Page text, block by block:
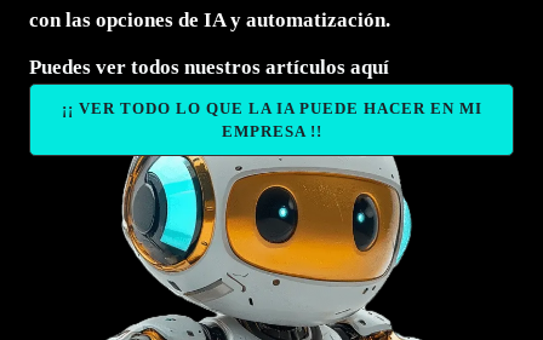
con las opciones de IA y automatización.
Puedes ver todos nuestros artículos aquí
¡¡ VER TODO LO QUE LA IA PUEDE HACER EN MI
EMPRESA !!